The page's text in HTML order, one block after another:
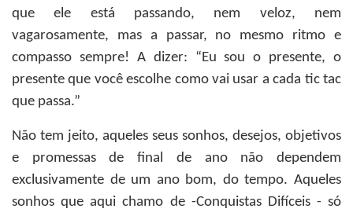
que ele está passando, nem veloz, nem
vagarosamente, mas a passar, no mesmo ritmo e
compasso sempre! A dizer: “Eu sou o presente, o
presente que você escolhe como vai usar a cada tic tac
que passa.”
Não tem jeito, aqueles seus sonhos, desejos, objetivos
e promessas de final de ano não dependem
exclusivamente de um ano bom, do tempo. Aqueles
sonhos que aqui chamo de -Conquistas Difíceis - só